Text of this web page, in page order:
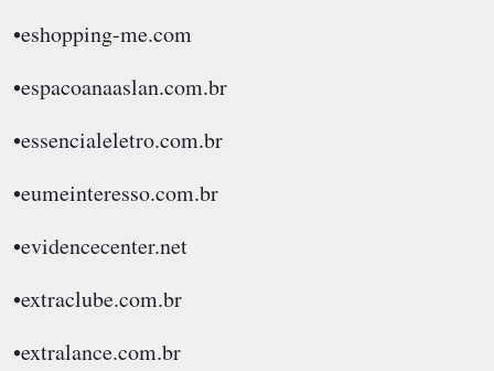
•eshopping-me.com
•espacoanaaslan.com.br
•essencialeletro.com.br
•eumeinteresso.com.br
•evidencecenter.net
•extraclube.com.br
•extralance.com.br